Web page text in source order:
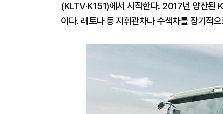
(KLTV·K151)에서 시작한다. 2017년 양산된
이다. 레토나 등 지휘관차나 수색차를 장기적